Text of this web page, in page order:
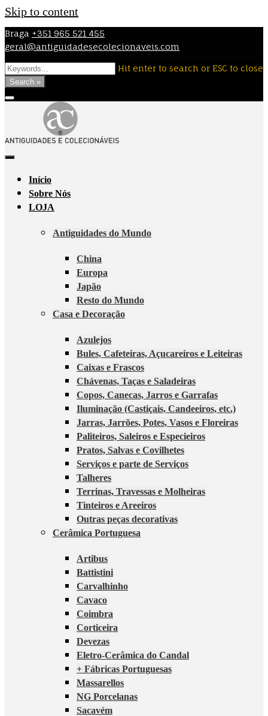
Skip to content
Braga +351 965 521 455
geral@antiguidadesecolecionaveis.com
Hit enter to search or ESC to close
Search »
Início
Sobre Nós
LOJA
Antiguidades do Mundo
China
Europa
Japão
Resto do Mundo
Casa e Decoração
Azulejos
Bules, Cafeteiras, Açucareiros e Leiteiras
Caixas e Frascos
Chávenas, Taças e Saladeiras
Copos, Canecas, Jarros e Garrafas
Iluminação (Castiçais, Candeeiros, etc.)
Jarras, Jarrões, Potes, Vasos e Floreiras
Paliteiros, Saleiros e Especieiros
Pratos, Salvas e Covilhetes
Serviços e parte de Serviços
Talheres
Terrinas, Travessas e Molheiras
Tinteiros e Areeiros
Outras peças decorativas
Cerâmica Portuguesa
Artibus
Battistini
Carvalhinho
Cavaco
Coimbra
Corticeira
Devezas
Eletro-Cerâmica do Candal
+ Fábricas Portuguesas
Massarellos
NG Porcelanas
Sacavém